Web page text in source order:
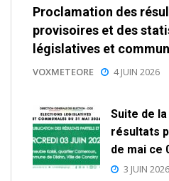
Proclamation des
provisoires et des
législatives et
VOXMETEORE 4 JUIN 2026
Suite de
résultats
de mai ce
3 JUIN 2026